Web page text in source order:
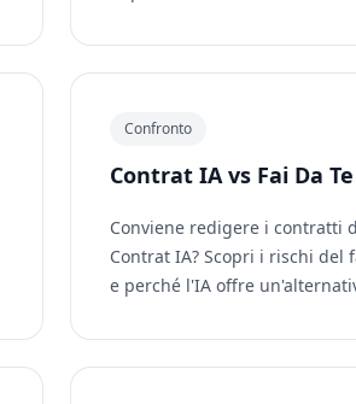
Confronto
Contrat IA vs Fai Da Te
Conviene redigere i contratti
Contrat IA? Scopri i rischi del
e perché l'IA offre